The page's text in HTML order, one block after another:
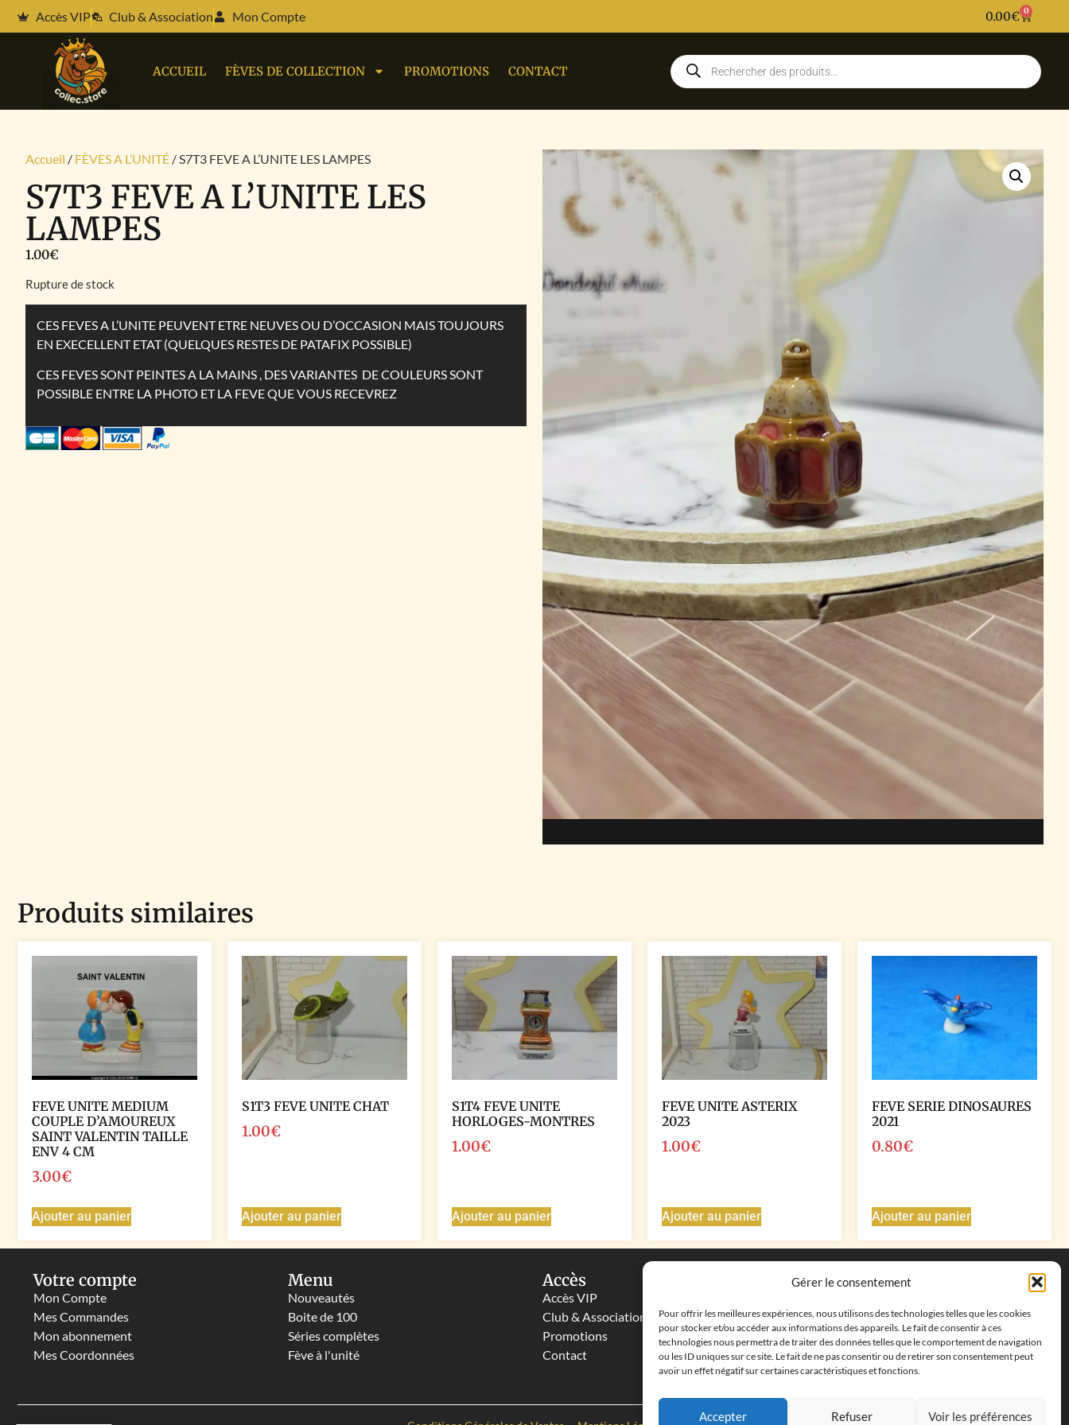
Gérer le consentement
Pour offrir les meilleures expériences, nous utilisons des technologies telles que les cookies
pour stocker et/ou accéder aux informations des appareils. Le fait de consentir à ces
technologies nous permettra de traiter des données telles que le comportement de navigation
ou les ID uniques sur ce site. Le fait de ne pas consentir ou de retirer son consentement peut
avoir un effet négatif sur certaines caractéristiques et fonctions.
Accepter Refuser Voir les préférences
Accès VIP Club & Association Mon Compte 0.00€ 0
ACCUEIL FÈVES DE COLLECTION PROMOTIONS CONTACT
Accueil / FÈVES A L’UNITÉ / S7T3 FEVE A L’UNITE LES LAMPES
S7T3 FEVE A L’UNITE LES
LAMPES
1.00€
Rupture de stock
CES FEVES A L’UNITE PEUVENT ETRE NEUVES OU D’OCCASION MAIS TOUJOURS
EN EXECELLENT ETAT (QUELQUES RESTES DE PATAFIX POSSIBLE)
CES FEVES SONT PEINTES A LA MAINS , DES VARIANTES DE COULEURS SONT
POSSIBLE ENTRE LA PHOTO ET LA FEVE QUE VOUS RECEVREZ
Produits similaires
FEVE UNITE MEDIUM
COUPLE D’AMOUREUX
SAINT VALENTIN TAILLE
ENV 4 CM
3.00€
Ajouter au panier
S1T3 FEVE UNITE CHAT
1.00€
Ajouter au panier
S1T4 FEVE UNITE
HORLOGES-MONTRES
1.00€
Ajouter au panier
FEVE UNITE ASTERIX
2023
1.00€
Ajouter au panier
FEVE SERIE DINOSAURES
2021
0.80€
Ajouter au panier
Votre compte
Mon Compte
Mes Commandes
Mon abonnement
Mes Coordonnées
Menu
Nouveautés
Boite de 100
Séries complètes
Fève à l'unité
Accès
Accès VIP
Club & Associations
Promotions
Contact
Coordonnées
cléments, 13500 Martigues, France
Téléphone : ‭+33652313256‬
Email :feves.collecstore@gmail.com